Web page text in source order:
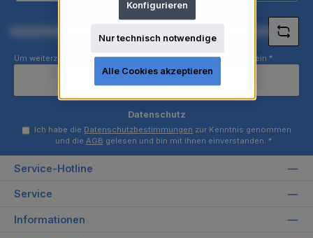
Um weiterzugehen, geben Sie die oben abgebildeten Zeichen ein *
Datenschutz
Ich habe die Datenschutzbestimmungen zur Kenntnis genommen
und die AGB gelesen und bin mit ihnen einverstanden. *
Service-Hotline
Service
Informationen
Nur technisch notwendige
Konfigurieren
Alle Cookies akzeptieren